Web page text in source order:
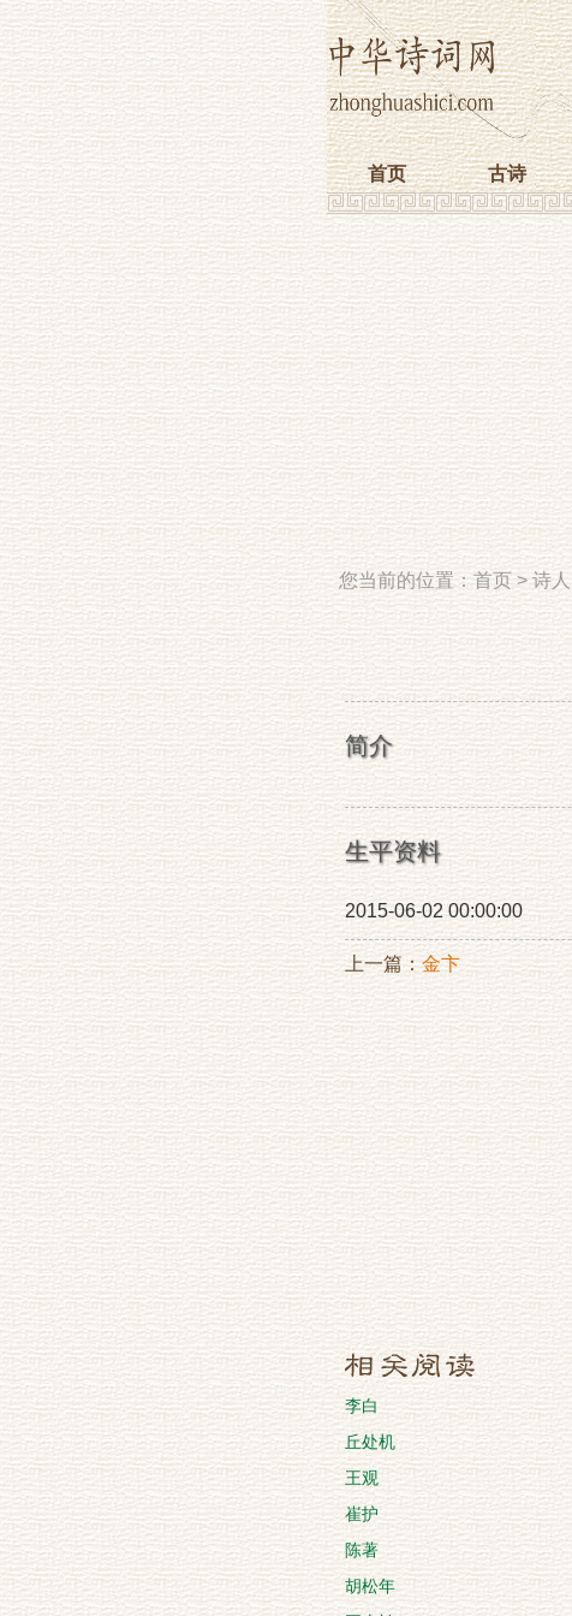
首页 古诗
您当前的位置：首页>诗人
简介
生平资料
2015-06-02 00:00:00
上一篇：金卞
李白
丘处机
王观
崔护
陈著
胡松年